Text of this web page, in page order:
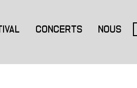
CONCERTS NOUS